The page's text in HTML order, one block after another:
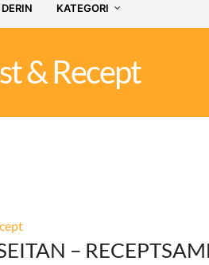
KATEGORI
& Recept
–